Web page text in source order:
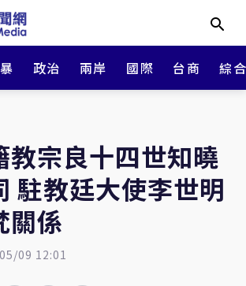
政治 兩岸 國際 台商 綜
教宗良十四世知曉
駐教廷大使李世明
關係
09 12:01